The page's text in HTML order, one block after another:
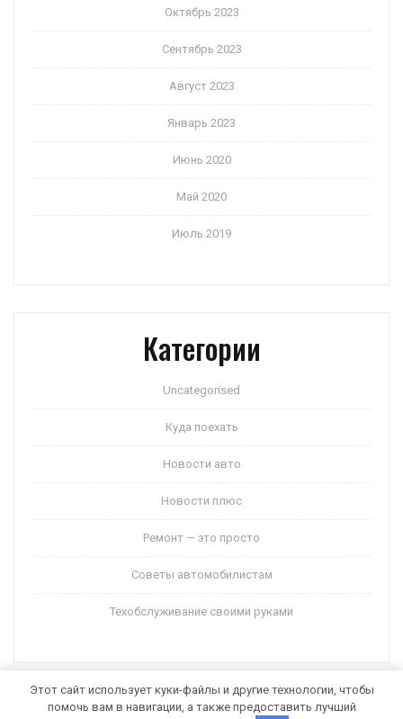
Октябрь 2023
Сентябрь 2023
Август 2023
Январь 2023
Июнь 2020
Май 2020
Июль 2019
Категории
Uncategorised
Куда поехать
Новости авто
Новости плюс
Ремонт — это просто
Советы автомобилистам
Техобслуживание своими руками
Этот сайт использует куки-файлы и другие технологии, чтобы
помочь вам в навигации, а также предоставить лучший